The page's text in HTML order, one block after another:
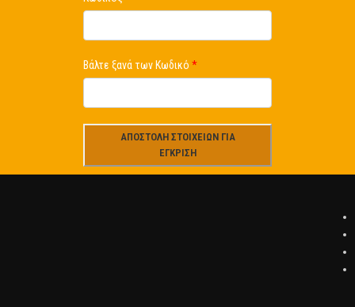
Βάλτε ξανά των Κωδικό *
ΑΠΟΣΤΟΛΗ ΣΤΟΙΧΕΙΩΝ ΓΙΑ
ΕΓΚΡΙΣΗ